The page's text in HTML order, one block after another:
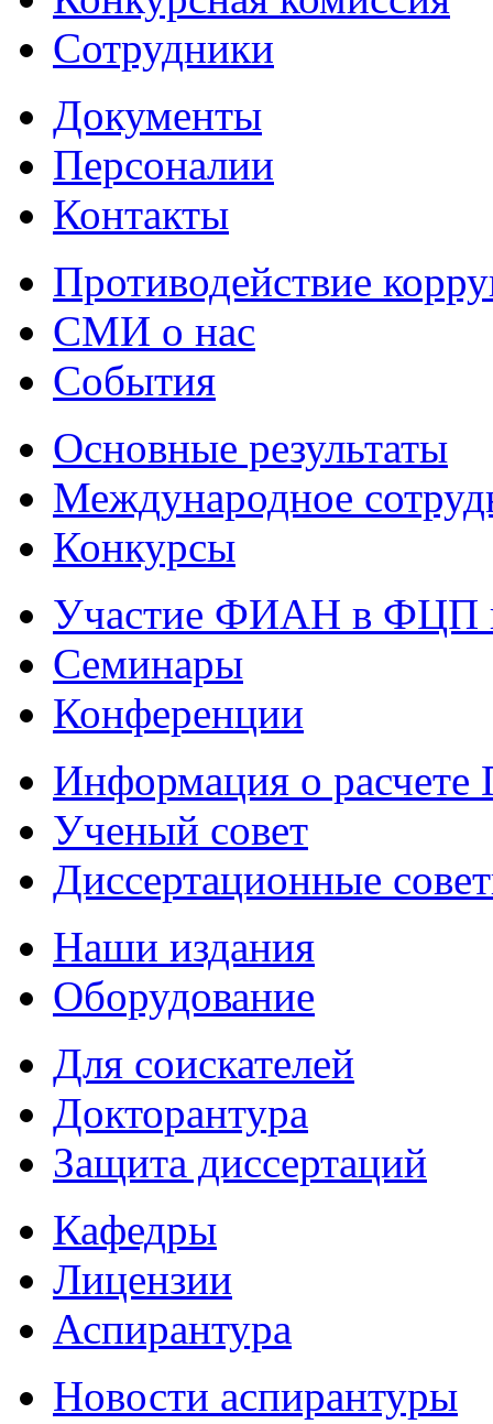
Сотрудники
Документы
Персоналии
Контакты
Противодействие
СМИ о нас
События
Основные результаты
Международное
Конкурсы
Участие ФИАН в ФЦП
Семинары
Конференции
Информация о
Ученый совет
Диссертационные
Наши издания
Оборудование
Для соискателей
Докторантура
Защита диссертаций
Кафедры
Лицензии
Аспирантура
Новости аспирантуры